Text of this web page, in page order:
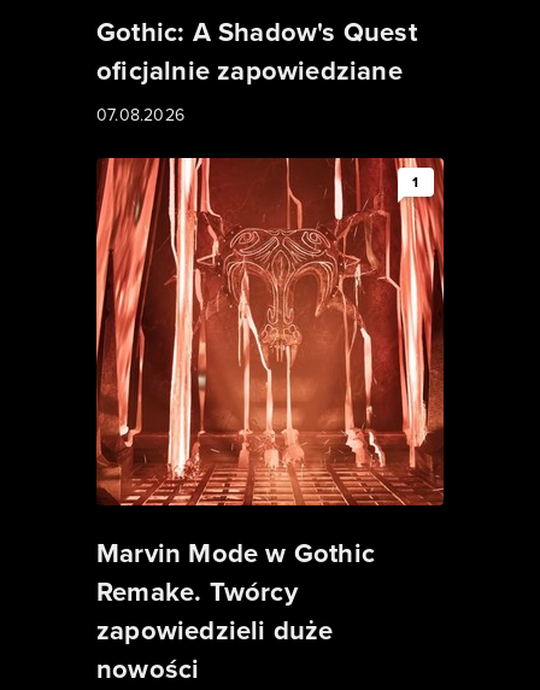
Gothic: A Shadow's Quest
oficjalnie zapowiedziane
07.08.2026
1
Marvin Mode w Gothic
Remake. Twórcy
zapowiedzieli duże
nowości